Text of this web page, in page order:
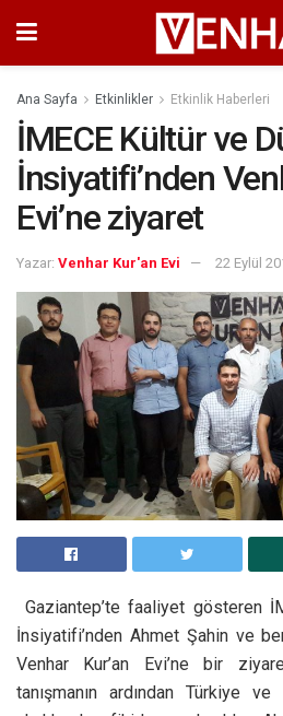
Ana Sayfa Etkinlikler Etkinlik Haberleri
İMECE Kültür ve
İnsiyatifi’nden
Evi’ne ziyaret
Yazar: Venhar Kur'an Evi 22 Eylül
Gaziantep’te faaliyet gösteren
İnsiyatifi’nden Ahmet Şahin ve
Venhar Kur’an Evi’ne bir
tanışmanın ardından Türkiye ve